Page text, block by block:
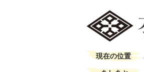
現在の位置